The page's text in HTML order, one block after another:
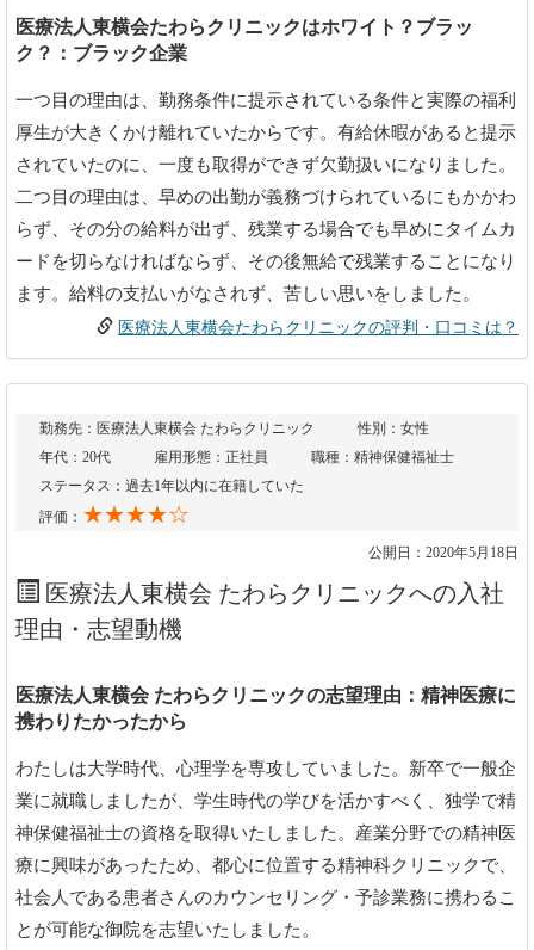
医療法人東横会たわらクリニックはホワイト？ブラッ
ク？：ブラック企業
一つ目の理由は、勤務条件に提示されている条件と実際の福利
厚生が大きくかけ離れていたからです。有給休暇があると提示
されていたのに、一度も取得ができず欠勤扱いになりました。
二つ目の理由は、早めの出勤が義務づけられているにもかかわ
らず、その分の給料が出ず、残業する場合でも早めにタイムカ
ードを切らなければならず、その後無給で残業することになり
ます。給料の支払いがなされず、苦しい思いをしました。
医療法人東横会たわらクリニックの評判・口コミは？
勤務先：医療法人東横会 たわらクリニック
性別：女性
年代：20代
雇用形態：正社員
職種：精神保健福祉士
ステータス：過去1年以内に在籍していた
評価： ★★★★☆
公開日：2020年5月18日
医療法人東横会 たわらクリニックへの入社
理由・志望動機
医療法人東横会 たわらクリニックの志望理由：精神医療に
携わりたかったから
わたしは大学時代、心理学を専攻していました。新卒で一般企
業に就職しましたが、学生時代の学びを活かすべく、独学で精
神保健福祉士の資格を取得いたしました。産業分野での精神医
療に興味があったため、都心に位置する精神科クリニックで、
社会人である患者さんのカウンセリング・予診業務に携わるこ
とが可能な御院を志望いたしました。